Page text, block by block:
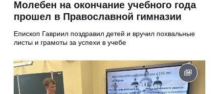
Молебен на окончание учебного года
прошел в Православной гимназии
Епископ Гавриил поздравил детей и вручил похвальные
листы и грамоты за успехи в учебе